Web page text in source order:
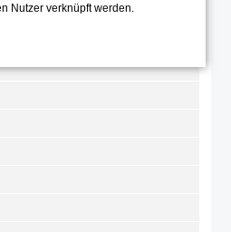
Nutzer verknüpft werden.